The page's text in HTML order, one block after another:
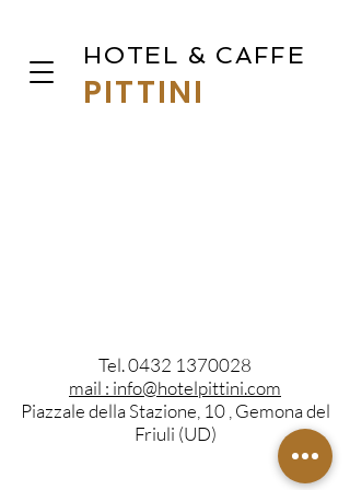
HOTEL & CAFFE
PITTINI
Tel.0432 1370028
mail : info@hotelpittini.com
Piazzale della Stazione, 10 , Gemona del
Friuli (UD)